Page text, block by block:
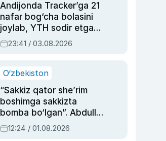
Andijonda Tracker’ga 21
nafar bog‘cha bolasini
joylab, YTH sodir etgan
ayolga sud hukmi o‘qildi
23:41 / 03.08.2026
O‘zbekiston
“Sakkiz qator she’rim
boshimga sakkizta
bomba bo‘lgan”. Abdulla
Oripovni siyosiy
ayblovlardan asrab
12:24 / 01.08.2026